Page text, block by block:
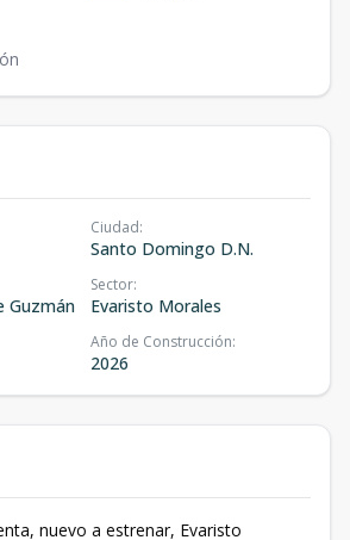
Ciudad:
Santo Domingo D.N.
Guzmán
Sector:
Evaristo Morales
Año de Construcción:
2026
nuevo a estrenar, Evaristo